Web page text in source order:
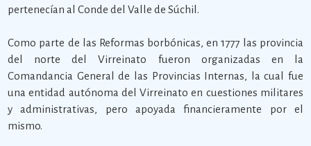
pertenecían al Conde del Valle de Súchil.
Como parte de las Reformas borbónicas, en 1777 las provincia
del norte del Virreinato fueron organizadas en la
Comandancia General de las Provincias Internas, la cual fue
una entidad autónoma del Virreinato en cuestiones militares
y administrativas, pero apoyada financieramente por el
mismo.